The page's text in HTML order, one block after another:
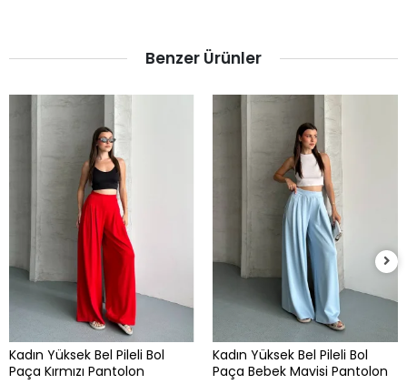
Benzer Ürünler
Kadın Yüksek Bel Pileli Bol
Paça Kırmızı Pantolon
Kadın Yüksek Bel Pileli Bol
Paça Bebek Mavisi Pantolon